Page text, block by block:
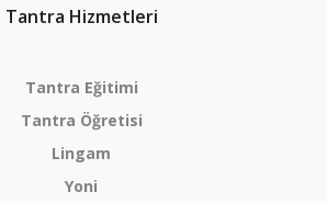
Tantra Hizmetleri
Tantra Eğitimi
Tantra Öğretisi
Lingam
Yoni